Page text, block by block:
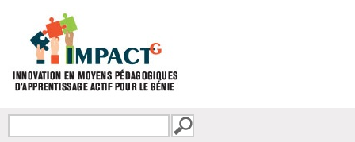
FORMULAIRE DE